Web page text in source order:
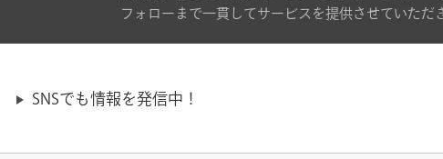
フォローまで一貫してサービスを提供させていた
SNSでも情報を発信中！